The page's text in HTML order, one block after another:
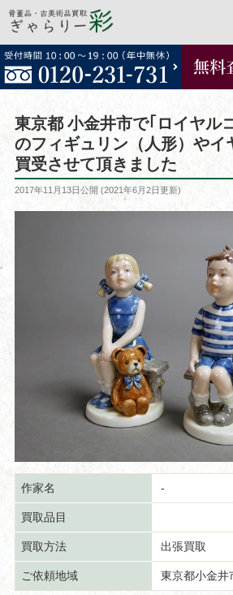
コ
ン
テ
東京都 小金井市で｢ロイヤル
のフィギュリン（人形）やイ
買受させて頂きました
投
2017年11月13日公開 (2021年6月2日更新)
作家名 -
買取品目
買取方法 出張買取
ご依頼地域 東京都小金井